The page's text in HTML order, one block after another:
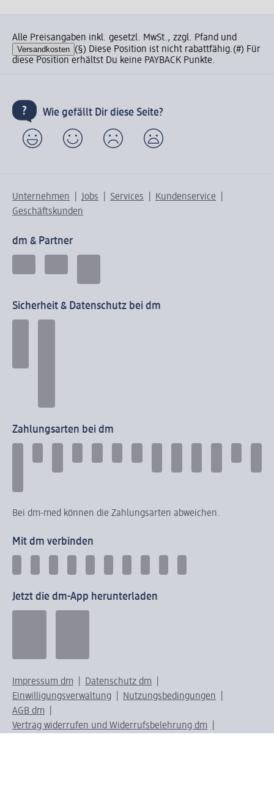
Alle Preisangaben inkl. gesetzl. MwSt., zzgl. Pfand und
Versandkosten (§) Diese Position ist nicht rabattfähig.(#) Für
diese Position erhältst Du keine PAYBACK Punkte.
Wie gefällt Dir diese Seite?
Unternehmen Jobs Services
Kundenservice
Geschäftskunden
dm & Partner
Sicherheit & Datenschutz bei dm
Zahlungsarten bei dm
Bei dm-med können die Zahlungsarten abweichen.
Mit dm verbinden
Jetzt die dm-App herunterladen
Impressum dm
Datenschutz dm
Einwilligungsverwaltung
Nutzungsbedingungen
AGB dm
Vertrag widerrufen und Widerrufsbelehrung dm